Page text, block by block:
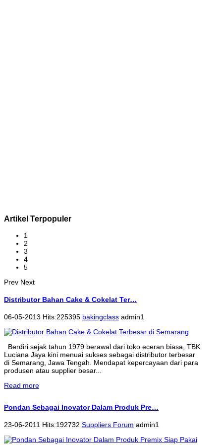
Artikel Terpopuler
1
2
3
4
5
Prev Next
Distributor Bahan Cake & Cokelat Ter…
06-05-2013 Hits:225395 bakingclass admin1
Berdiri sejak tahun 1979 berawal dari toko eceran biasa, TBK
Luciana Jaya kini menuai sukses sebagai distributor terbesar
di Semarang, Jawa Tengah. Mendapat kepercayaan dari para
produsen atau supplier besar...
Read more
Pondan Sebagai Inovator Dalam Produk Pre…
23-06-2011 Hits:192732 Suppliers Forum admin1